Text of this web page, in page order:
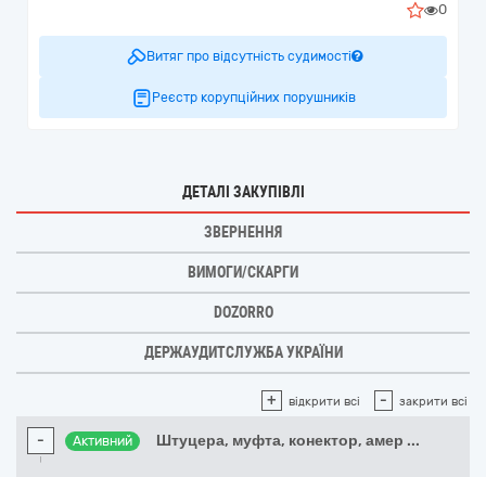
0
Витяг про відсутність судимості
Реєстр корупційних порушників
ДЕТАЛІ ЗАКУПІВЛІ
ЗВЕРНЕННЯ
ВИМОГИ/СКАРГИ
DOZORRO
ДЕРЖАУДИТСЛУЖБА УКРАЇНИ
+ відкрити всі - закрити всі
- Активний Штуцера, муфта, конектор, амер ...